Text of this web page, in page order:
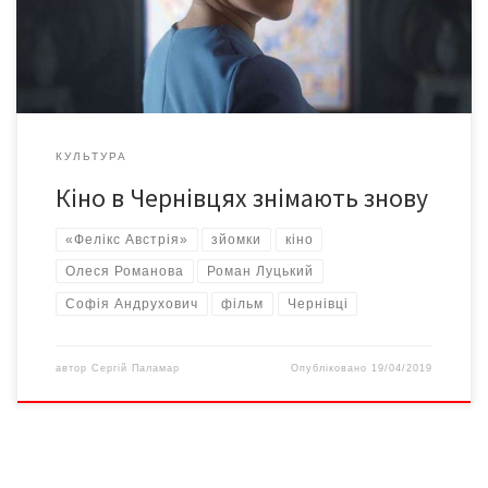
облмуздраму – перлини театральної архітектури не лише
КУЛЬТУРА
Кіно в Чернівцях знімають знову
«Фелікс Австрія» зйомки кіно
Олеся Романова Роман Луцький
Софія Андрухович фільм Чернівці
автор Сергій Паламар Опубліковано 19/04/2019